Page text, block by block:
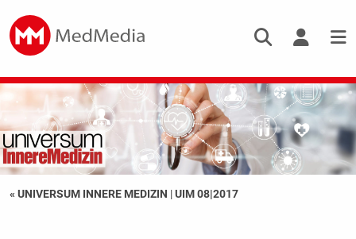
« UNIVERSUM INNERE MEDIZIN |UIM 08|2017